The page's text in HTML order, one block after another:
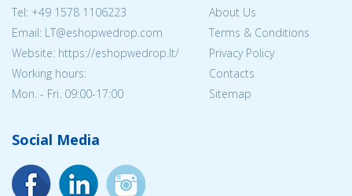
Tel: +49 1578 1106223
Email: LT@eshopwedrop.com
Website: https://eshopwedrop.lt/
Working hours:
Mon. - Fri. 09:00-17:00
About Us
Terms & Conditions
Privacy Policy
Contacts
Sitemap
Social Media